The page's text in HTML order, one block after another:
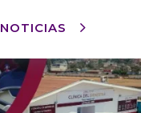
NOTICIAS